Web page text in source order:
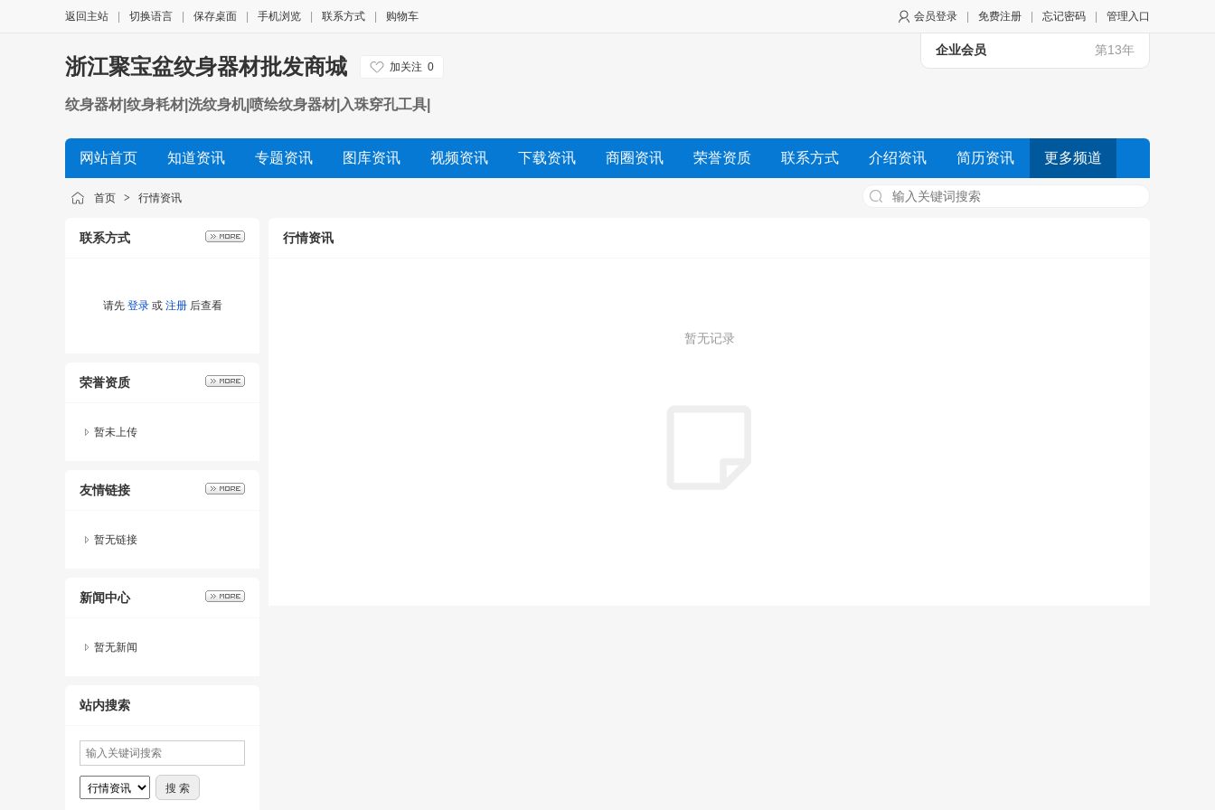
会员登录 免费注册 忘记密码 管理入口
返回主站 切换语言 保存桌面 手机浏览 联系方式 购物车
企业会员 第13年
浙江聚宝盆纹身器材批发商城 加关注 0
纹身器材|纹身耗材|洗纹身机|喷绘纹身器材|入珠穿孔工具|
网站首页 知道资讯 专题资讯 图库资讯 视频资讯 下载资讯 商圈资讯 荣誉资质 联系方式 介绍资讯 简历资讯 更多频道
招商资讯 人才资讯 商城资讯
首页 > 行情资讯
联系方式
请先 登录或 注册后查看
荣誉资质
暂未上传
友情链接
暂无链接
新闻中心
暂无新闻
站内搜索
行情资讯
暂无记录